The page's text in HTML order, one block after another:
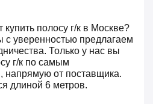
полосу г/к в Москве?
уверенностью предлагаем
Только у нас вы
г/к по самым
напрямую от поставщика.
длиной 6 метров.